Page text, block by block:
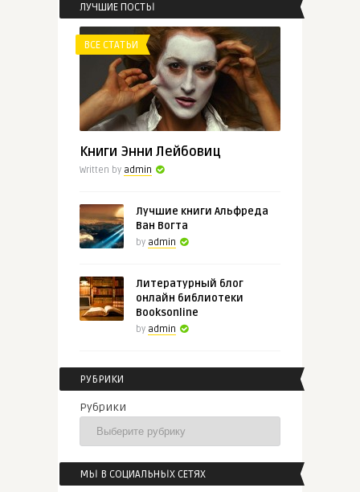
ВСЕ СТАТЬИ
«Принцесса Диана»: свежий
взгляд
ЛУЧШИЕ ПОСТЫ
ВСЕ СТАТЬИ
Книги Энни Лейбовиц
Written by admin
Лучшие книги Альфреда
Ван Вогта
by admin
Литературный блог
онлайн библиотеки
Booksonline
by admin
РУБРИКИ
Рубрики
МЫ В СОЦИАЛЬНЫХ СЕТЯХ